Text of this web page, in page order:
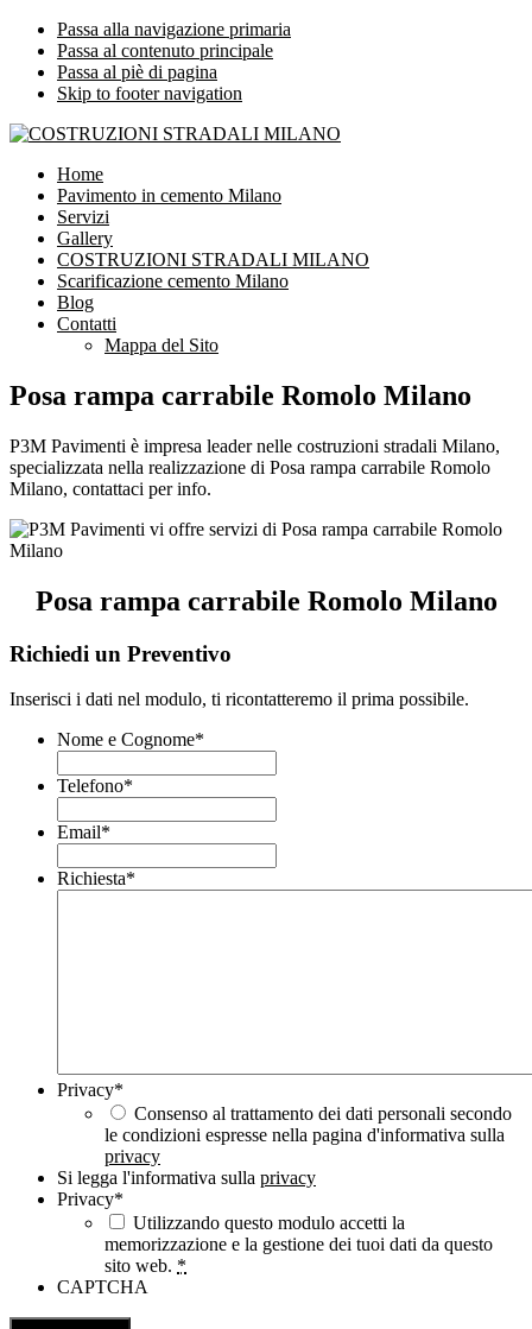
Passa alla navigazione primaria
Passa al contenuto principale
Passa al piè di pagina
Skip to footer navigation
COSTRUZIONI STRADALI MILANO
Impresa leader nelle costruzioni stradali Milano
Home
Pavimento in cemento Milano
Servizi
Gallery
COSTRUZIONI STRADALI MILANO
Scarificazione cemento Milano
Blog
Contatti
Mappa del Sito
Posa rampa carrabile Romolo Milano
P3M Pavimenti è impresa leader nelle costruzioni stradali Milano,
specializzata nella realizzazione di Posa rampa carrabile Romolo
Milano, contattaci per info.
Posa rampa carrabile Romolo Milano
Richiedi un Preventivo
Inserisci i dati nel modulo, ti ricontatteremo il prima possibile.
Nome e Cognome*
Telefono*
Email*
Richiesta*
Privacy*
Consenso al trattamento dei dati personali secondo
le condizioni espresse nella pagina d'informativa sulla
privacy
Si legga l'informativa sulla privacy
Privacy*
Utilizzando questo modulo accetti la
memorizzazione e la gestione dei tuoi dati da questo
sito web. *
CAPTCHA